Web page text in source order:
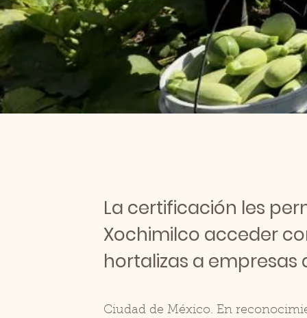
La certificación les
Xochimilco acceder
hortalizas a
Ciudad de México. En